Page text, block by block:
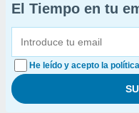
El Tiempo en tu
He leído y acepto la